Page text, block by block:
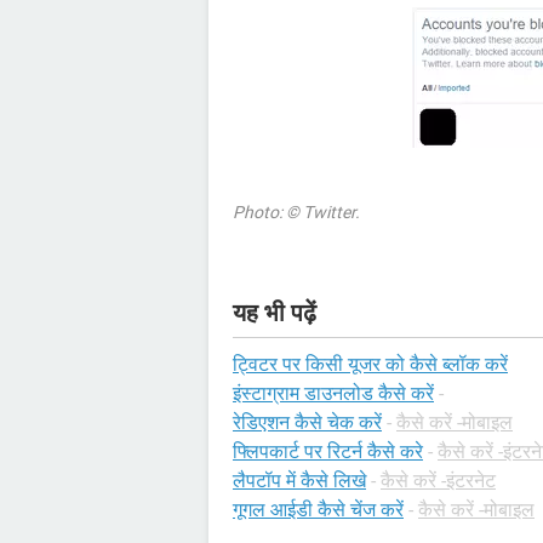
Photo: © Twitter.
यह भी पढ़ें
ट्विटर पर किसी यूजर को कैसे ब्लॉक करें
इंस्टाग्राम डाउनलोड कैसे करें -
रेडिएशन कैसे चेक करें - कैसे करें -मोबाइल
फ्लिपकार्ट पर रिटर्न कैसे करे - कैसे करें -
लैपटॉप में कैसे लिखे - कैसे करें -इंटरनेट
गूगल आईडी कैसे चेंज करें - कैसे करें -मोबाइल